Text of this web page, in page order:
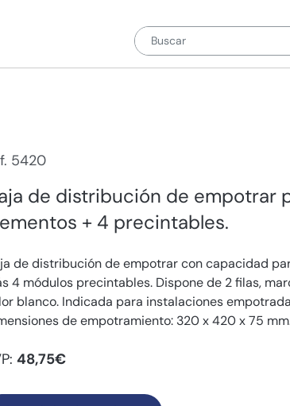
5420
de distribución de empotrar
+ 4 precintables.
de distribución de empotrar con capacidad
4 módulos precintables. Dispone de 2 filas,
blanco. Indicada para instalaciones
de empotramiento: 320 x 420 x 75
48,75€